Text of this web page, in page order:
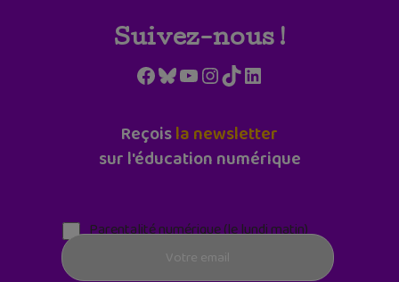
Suivez-nous !
Facebook
Bluesky
YouTube
Instagram
TikTokLinkedIn
Reçoisla newsletter
sur l'éducation numérique
Parentalité numérique (le lundi matin)